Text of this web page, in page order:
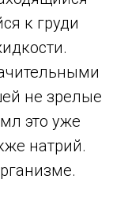
к груди
не зрелые
это уже
натрий.